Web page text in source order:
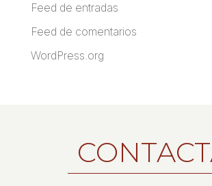
Feed de entradas
Feed de comentarios
WordPress.org